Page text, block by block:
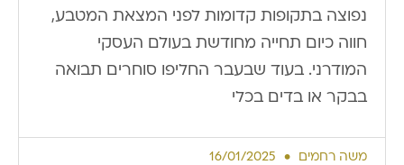
נפוצה בתקופות קדומות לפני המצאת המטבע,
חווה כיום תחייה מחודשת בעולם העסקי
המודרני. בעוד שבעבר החליפו סוחרים תבואה
בבקר או בדים בכלי
משה רחמים